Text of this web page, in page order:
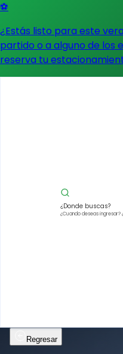
⚽
¿Estás listo para este
partido o a alguno de los
reserva tu
¿Donde buscas?
¿Cuando deseas ingresar?
Regresar